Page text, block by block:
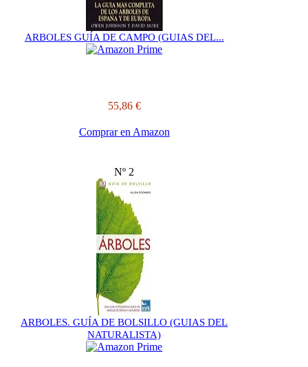
ARBOLES GUÍA DE CAMPO (GUIAS DEL...
55,86 €
Comprar en Amazon
Nº 2
ARBOLES. GUÍA DE BOLSILLO (GUIAS DEL
NATURALISTA)